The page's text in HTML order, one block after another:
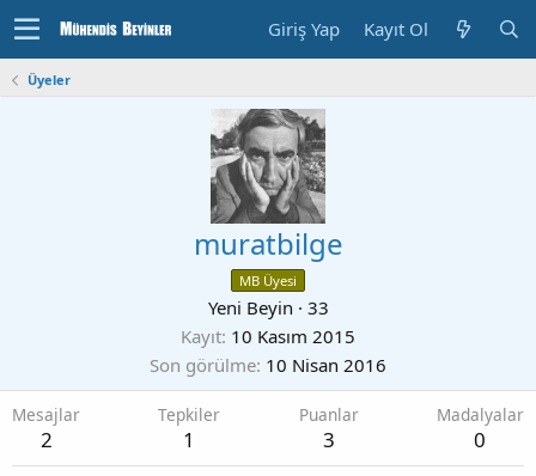
Giriş Yap Kayıt Ol
Üyeler
muratbilge
MB Üyesi
Yeni Beyin · 33
Kayıt 10 Kasım 2015
Son görülme 10 Nisan 2016
Mesajlar
2
Tepkiler
1
Puanlar
3
Madalyalar
0